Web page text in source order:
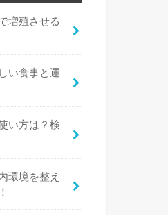
増殖させる
い食事と運
い方は？検
環境を整え